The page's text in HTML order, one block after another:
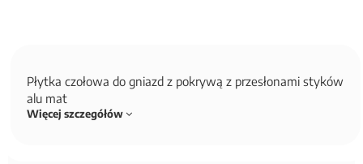
Płytka czołowa do gniazd z pokrywą z przesłonami styków
alu mat
Więcej szczegółów